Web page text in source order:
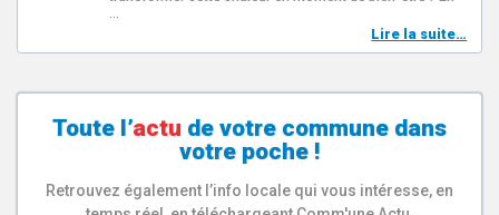
Lire la suite…
Toute l’actu de votre commune dans
votre poche !
Retrouvez également l’info locale qui vous intéresse, en